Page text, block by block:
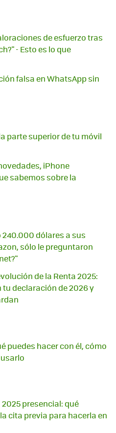
de esfuerzo tras
- Esto es lo que
falsa en WhatsApp sin
parte superior de tu móvil
iPhone
sabemos sobre la
240.000 dólares a sus
sólo le preguntaron
de la Renta 2025:
declaración de 2026 y
puedes hacer con él, cómo
presencial: qué
cita previa para hacerla en